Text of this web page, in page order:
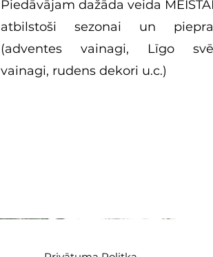
Piedāvājam dažāda veida
atbilstoši sezonai un
(adventes vainagi, Līgo
vainagi, rudens dekori u.c.)